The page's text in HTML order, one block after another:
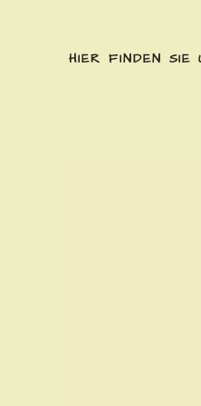
HIER FINDEN SIE